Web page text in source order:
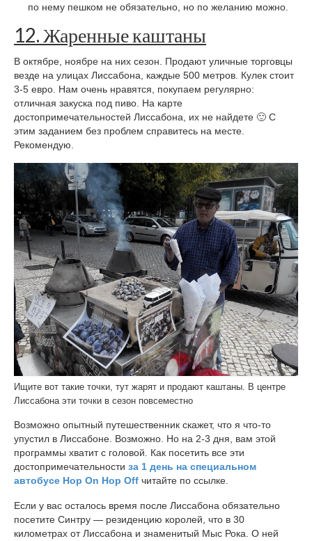
по нему пешком не обязательно, но по желанию можно.
12. Жаренные каштаны
В октябре, ноябре на них сезон. Продают уличные торговцы
везде на улицах Лиссабона, каждые 500 метров. Кулек стоит
3-5 евро. Нам очень нравятся, покупаем регулярно:
отличная закуска под пиво. На карте
достопримечательностей Лиссабона, их не найдете 🙂 С
этим заданием без проблем справитесь на месте.
Рекомендую.
Ищите вот такие точки, тут жарят и продают каштаны. В центре
Лиссабона эти точки в сезон повсеместно
Возможно опытный путешественник скажет, что я что-то
упустил в Лиссабоне. Возможно. Но на 2-3 дня, вам этой
программы хватит с головой. Как посетить все эти
достопримечательности за 1 день на специальном
автобусе Hop On Hop Off читайте по ссылке.
Если у вас осталось время после Лиссабона обязательно
посетите Синтру — резиденцию королей, что в 30
километрах от Лиссабона и знаменитый Мыс Рока. О ней